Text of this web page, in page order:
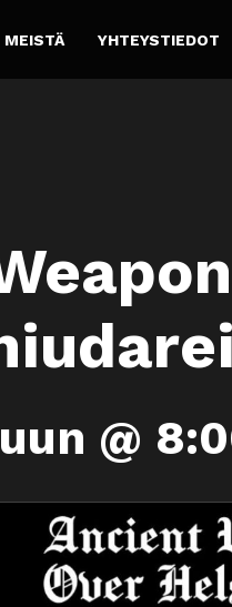
MEISTÄ YHTEYSTIEDOT
@